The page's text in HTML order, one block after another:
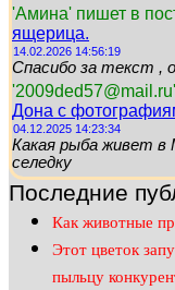
'Амина' пишет в
ящерица.
14.02.2026 14:56:19
Спасибо за текст ,
Дона с
04.12.2025 14:23:34
Какая рыба живет в
селедку
Последние
Как животные
Этот цветок
пыльцу